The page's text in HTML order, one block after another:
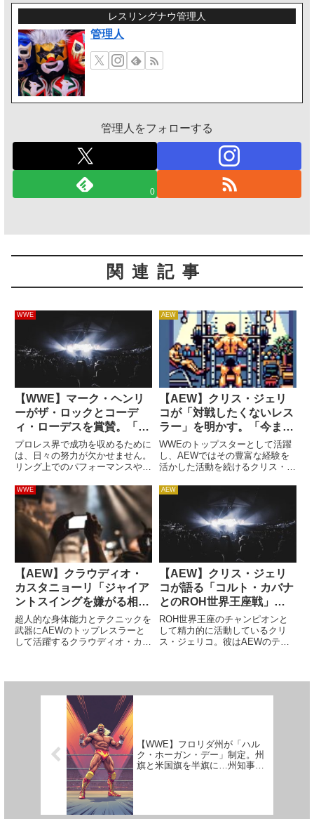
レスリングナウ管理人
管理人
管理人をフォローする
0
関連記事
WWE
【WWE】マーク・ヘンリ
ーがザ・ロックとコーデ
ィ・ローデスを賞賛。「一
日中プロレスを見ている男
たちだ」
プロレス界で成功を収めるために
は、日々の努力が欠かせません。
リング上でのパフォーマンスやプ
要なのは実践だけではなく、過去
の映像を見てレスラーたちのやり
方を参考にすることも必要です。
ある意味では座学とも言えるこ
AEW
【AEW】クリス・ジェリ
コが「対戦したくないレス
ラー」を明かす。「今まで
に対戦したことのない人と
戦いたい」
WWEのトップスターとして活躍
し、AEWではその豊富な経験を
活かした活動を続けるクリス・ジ
化を決して恐れず、常に新しいも
のを探しています。このマインド
が彼をスターたらしめているのか
もしれません。最新のインタビ
ュ...
WWE
【AEW】クラウディオ・
カスタニョーリ「ジャイア
ントスイングを嫌がる相手
もいる。AEWでは、例え
ば…」
超人的な身体能力とテクニックを
武器にAEWのトップレスラーと
して活躍するクラウディオ・カス
時代も今も、彼は対戦相手をぶ
AEW
【AEW】クリス・ジェリ
コが語る「コルト・カバナ
とのROH世界王座戦」
「ドラゴン・リー、石井智
宏、クリス・ヒーローとの
対戦プラン」
ROH世界王座のチャンピオンと
して精力的に活動しているクリ
ス・ジェリコ。彼はAEWのテレ
身のPodcast番組の中で、ジェ...
【WWE】フロリダ州が「ハル
ク・ホーガン・デー」制定。州
旗と米国旗を半旗に…州知事